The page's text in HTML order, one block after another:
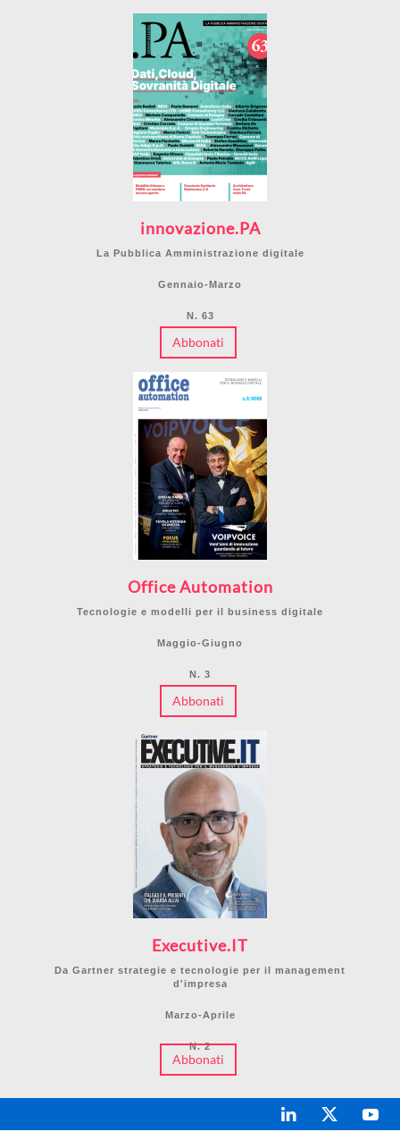
innovazione.PA
La Pubblica Amministrazione digitale
Gennaio-Marzo
N. 63
Abbonati
Office Automation
Tecnologie e modelli per il business digitale
Maggio-Giugno
N. 3
Abbonati
Executive.IT
Da Gartner strategie e tecnologie per il management
d'impresa
Marzo-Aprile
N. 2
Abbonati